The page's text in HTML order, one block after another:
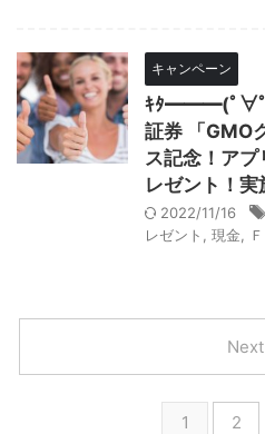
キャンペーン
ｷﾀ━━━(ﾟ∀ﾟ
証券 「GMO
ス記念！ア
レゼント！実
2022/11/16
レゼント
現金
1 2